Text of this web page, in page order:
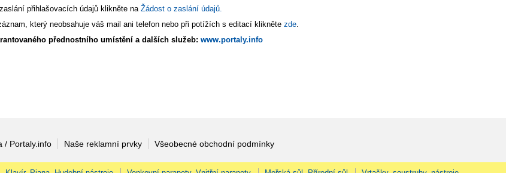
přihlašovacích údajů klikněte na Žádost o zaslání údajů.
který neobsahuje váš mail ani telefon nebo při potížích s editací klikněte zde
přednostního umístění a dalších služeb: www.portaly.info
/ Portaly.info Naše reklamní prvky Všeobecné obchodní podmínky